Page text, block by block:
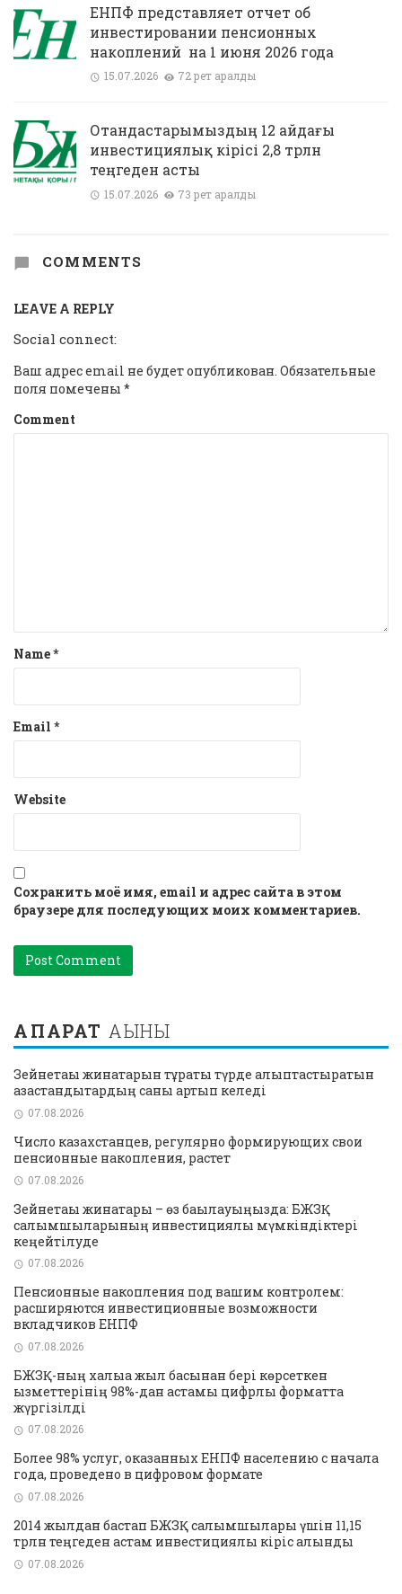
ЕНПФ представляет отчет об
инвестировании пенсионных
накоплений на 1 июня 2026 года
15.07.2026 72 рет қаралды
Отандастарымыздың 12 айдағы
инвестициялық кірісі 2,8 трлн
теңгеден асты
15.07.2026 73 рет қаралды
COMMENTS
LEAVE A REPLY
Social connect:
Ваш адрес email не будет опубликован. Обязательные
поля помечены *
Comment
Name*
Email *
Website
Сохранить моё имя, email и адрес сайта в этом
браузере для последующих моих комментариев.
АҚПАРАТ АҒЫНЫ
Зейнетақы жинақтарын тұрақты түрде қалыптастыратын
қазақстандықтардың саны артып келеді
07.08.2026
Число казахстанцев, регулярно формирующих свои
пенсионные накопления, растет
07.08.2026
Зейнетақы жинақтары – өз бақылауыңызда: БЖЗҚ
салымшыларының инвестициялық мүмкіндіктері
кеңейтілуде
07.08.2026
Пенсионные накопления под вашим контролем:
расширяются инвестиционные возможности
вкладчиков ЕНПФ
07.08.2026
БЖЗҚ-ның халыққа жыл басынан бері көрсеткен
қызметтерінің 98%-дан астамы цифрлық форматта
жүргізілді
07.08.2026
Более 98% услуг, оказанных ЕНПФ населению с начала
года, проведено в цифровом формате
07.08.2026
2014 жылдан бастап БЖЗҚ салымшылары үшін 11,15
трлн теңгеден астам инвестициялық кіріс алынды
07.08.2026